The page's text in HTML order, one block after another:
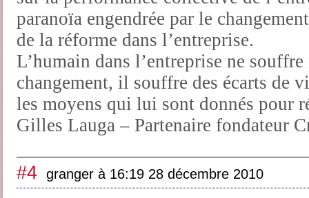
paranoïa engendrée par le
de la réforme dans l’entreprise.
L’humain dans l’entreprise ne
changement, il souffre des écarts de
les moyens qui lui sont donnés pour
Gilles Lauga – Partenaire fondateur
#4 granger à 16:19 28 décembre 2010